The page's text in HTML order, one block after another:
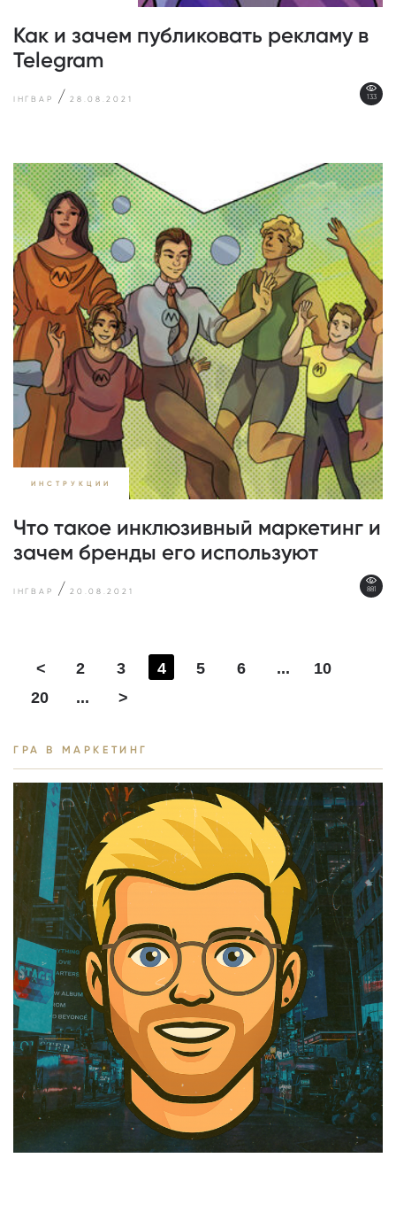
Как и зачем публиковать рекламу в
Telegram
ІНГВАР /28.08.2021 133
ИНСТРУКЦИИ
Что такое инклюзивный маркетинг и
зачем бренды его используют
ІНГВАР /20.08.2021 881
< 2 3 4 5 6 ...
10
20
... >
ГРА В МАРКЕТИНГ